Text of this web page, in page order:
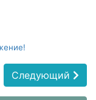
Следующий